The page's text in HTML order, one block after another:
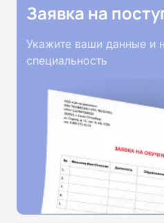
Заявка на
Укажите ваши данные и
специальность